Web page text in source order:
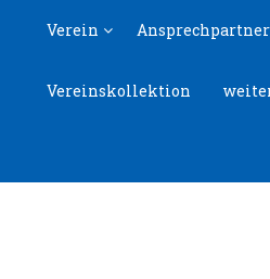
Verein Ansprechpartner
Vereinskollektion